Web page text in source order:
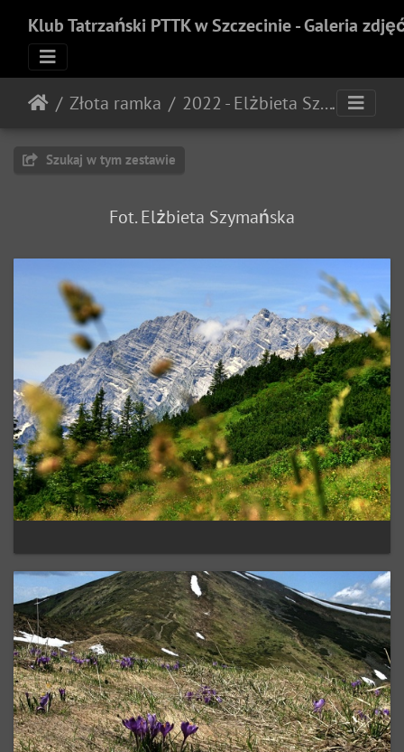
Klub Tatrzański PTTK w Szczecinie - Galeria
Złota ramka 2022 - Elżbieta Szymańska
Szukaj w tym zestawie
Fot. Elżbieta Szymańska